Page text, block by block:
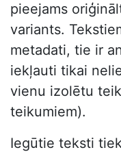
pieejams
variants.
metadati, tie ir
iekļauti tikai
vienu izolētu
teikumiem).
Iegūtie teksti